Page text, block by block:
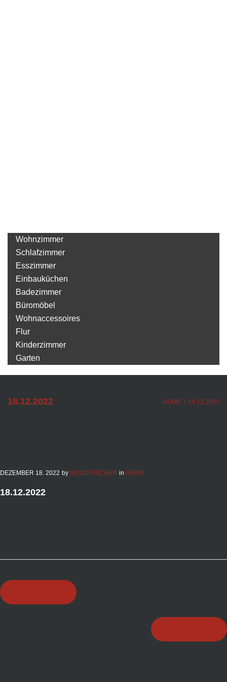
Wohnzimmer
Schlafzimmer
Esszimmer
Einbauküchen
Badezimmer
Büromöbel
Wohnaccessoires
Flur
Kinderzimmer
Garten
18.12.2022 HOME / 18.12.2022
DEZEMBER 18. 2022 by SILVIO TISCHER in NEWS
18.12.2022
Beitragsnavigation